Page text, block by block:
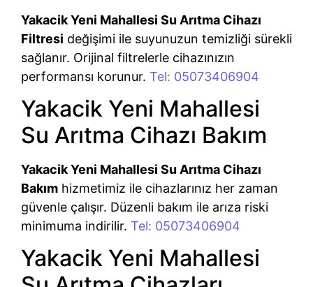
Yakacik Yeni Mahallesi Su Arıtma Cihazı
Filtresi değişimi ile suyunuzun temizliği sürekli
sağlanır. Orijinal filtrelerle cihazınızın
performansı korunur. Tel: 05073406904
Yakacik Yeni Mahallesi
Su Arıtma Cihazı Bakım
Yakacik Yeni Mahallesi Su Arıtma Cihazı
Bakım hizmetimiz ile cihazlarınız her zaman
güvenle çalışır. Düzenli bakım ile arıza riski
minimuma indirilir. Tel: 05073406904
Yakacik Yeni Mahallesi